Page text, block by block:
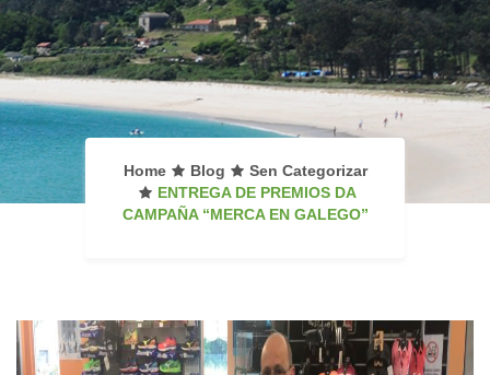
Home Blog
Sen Categorizar
ENTREGA DE PREMIOS DA
CAMPAÑA “MERCA EN GALEGO”